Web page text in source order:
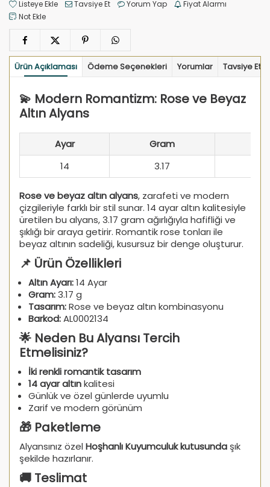
Listeye Ekle Tavsiye Et Yorum Yap
Fiyat Alarmı
Not Ekle
Ürün Açıklaması Ödeme Seçenekleri Yorumlar Tavsiye Et
💫 Modern Romantizm: Rose ve Beyaz
Altın Alyans
Ayar
Gram
14
3.17
Rose ve beyaz altın alyans, zarafeti ve modern
çizgileriyle farklı bir stil sunar. 14 ayar altın kalitesiyle
üretilen bu alyans, 3.17 gram ağırlığıyla hafifliği ve
şıklığı bir araya getirir. Romantik rose tonları ile
beyaz altının sadeliği, kusursuz bir denge oluşturur.
📌 Ürün Özellikleri
Altın Ayarı:14 Ayar
Gram:3.17 g
Tasarım:Rose ve beyaz altın kombinasyonu
Barkod:AL0002134
🌟 Neden Bu Alyansı Tercih
Etmelisiniz?
İki renkli romantik tasarım
14 ayar altınkalitesi
Günlük ve özel günlerde uyumlu
Zarif ve modern görünüm
🎁 Paketleme
Alyansınız özel Hoşhanlı Kuyumculuk kutusunda şık
şekilde hazırlanır.
🚚 Teslimat